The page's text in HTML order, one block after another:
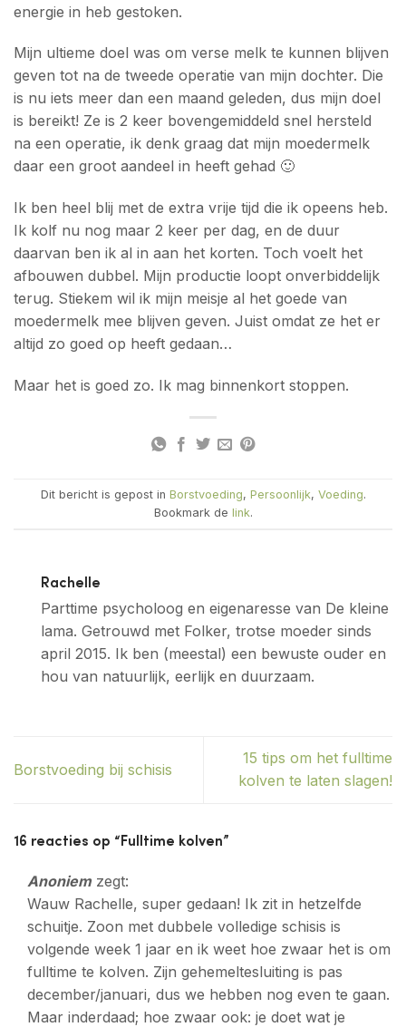
energie in heb gestoken.
Mijn ultieme doel was om verse melk te kunnen blijven
geven tot na de tweede operatie van mijn dochter. Die
is nu iets meer dan een maand geleden, dus mijn doel
is bereikt! Ze is 2 keer bovengemiddeld snel hersteld
na een operatie, ik denk graag dat mijn moedermelk
daar een groot aandeel in heeft gehad 🙂
Ik ben heel blij met de extra vrije tijd die ik opeens heb.
Ik kolf nu nog maar 2 keer per dag, en de duur
daarvan ben ik al in aan het korten. Toch voelt het
afbouwen dubbel. Mijn productie loopt onverbiddelijk
terug. Stiekem wil ik mijn meisje al het goede van
moedermelk mee blijven geven. Juist omdat ze het er
altijd zo goed op heeft gedaan…
Maar het is goed zo. Ik mag binnenkort stoppen.
Dit bericht is gepost in Borstvoeding, Persoonlijk, Voeding.
Bookmark de link.
Rachelle
Parttime psycholoog en eigenaresse van De kleine
lama. Getrouwd met Folker, trotse moeder sinds
april 2015. Ik ben (meestal) een bewuste ouder en
hou van natuurlijk, eerlijk en duurzaam.
Borstvoeding bij schisis
15 tips om het fulltime
kolven te laten slagen!
16 reacties op “Fulltime kolven”
Anoniem zegt:
Wauw Rachelle, super gedaan! Ik zit in hetzelfde
schuitje. Zoon met dubbele volledige schisis is
volgende week 1 jaar en ik weet hoe zwaar het is om
fulltime te kolven. Zijn gehemeltesluiting is pas
december/januari, dus we hebben nog even te gaan.
Maar inderdaad; hoe zwaar ook: je doet wat je